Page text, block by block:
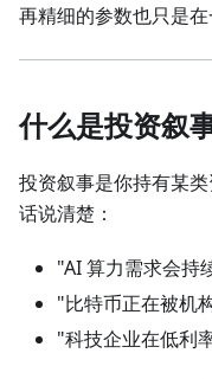
再精细的参数也只是在
什么是投资叙
投资叙事是你持有某
话说清楚：
"AI 算力需求会持
"比特币正在被机
"科技企业在低利